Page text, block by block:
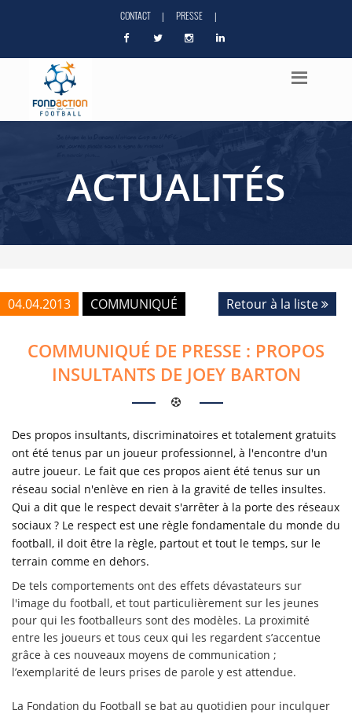
CONTACT | PRESSE |
ACTUALITÉS
04.04.2013 COMMUNIQUÉ Retour à la liste
COMMUNIQUÉ DE PRESSE : PROPOS
INSULTANTS DE JOEY BARTON
Des propos insultants, discriminatoires et totalement gratuits
ont été tenus par un joueur professionnel, à l'encontre d'un
autre joueur. Le fait que ces propos aient été tenus sur un
réseau social n'enlève en rien à la gravité de telles insultes.
Qui a dit que le respect devait s'arrêter à la porte des réseaux
sociaux ? Le respect est une règle fondamentale du monde du
football, il doit être la règle, partout et tout le temps, sur le
terrain comme en dehors.
De tels comportements ont des effets dévastateurs sur
l'image du football, et tout particulièrement sur les jeunes
pour qui les footballeurs sont des modèles. La proximité
entre les joueurs et tous ceux qui les regardent s’accentue
grâce à ces nouveaux moyens de communication ;
l’exemplarité de leurs prises de parole y est attendue.
La Fondation du Football se bat au quotidien pour inculquer